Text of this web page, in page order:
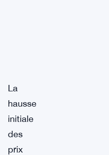
La
hausse
initiale
des
prix